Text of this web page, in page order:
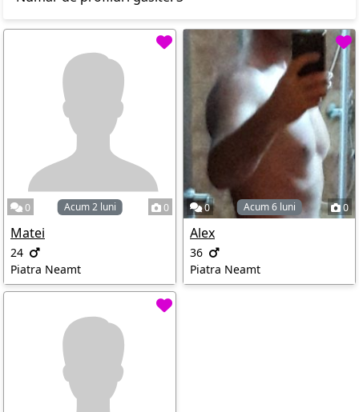
0 Acum 2 luni 0
Matei
24
Piatra Neamt
0 Acum 6 luni 0
Alex
36
Piatra Neamt